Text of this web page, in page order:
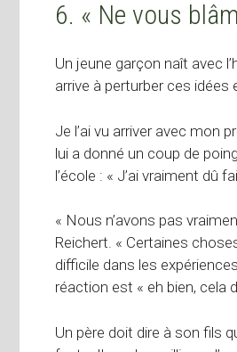
6. « Ne vous
Un jeune garçon naît avec
arrive à perturber ces idées
Je l’ai vu arriver avec mon
lui a donné un coup de
l’école : « J’ai vraiment dû
« Nous n’avons pas
Reichert. « Certaines
difficile dans les
réaction est « eh bien, cela
Un père doit dire à son fils